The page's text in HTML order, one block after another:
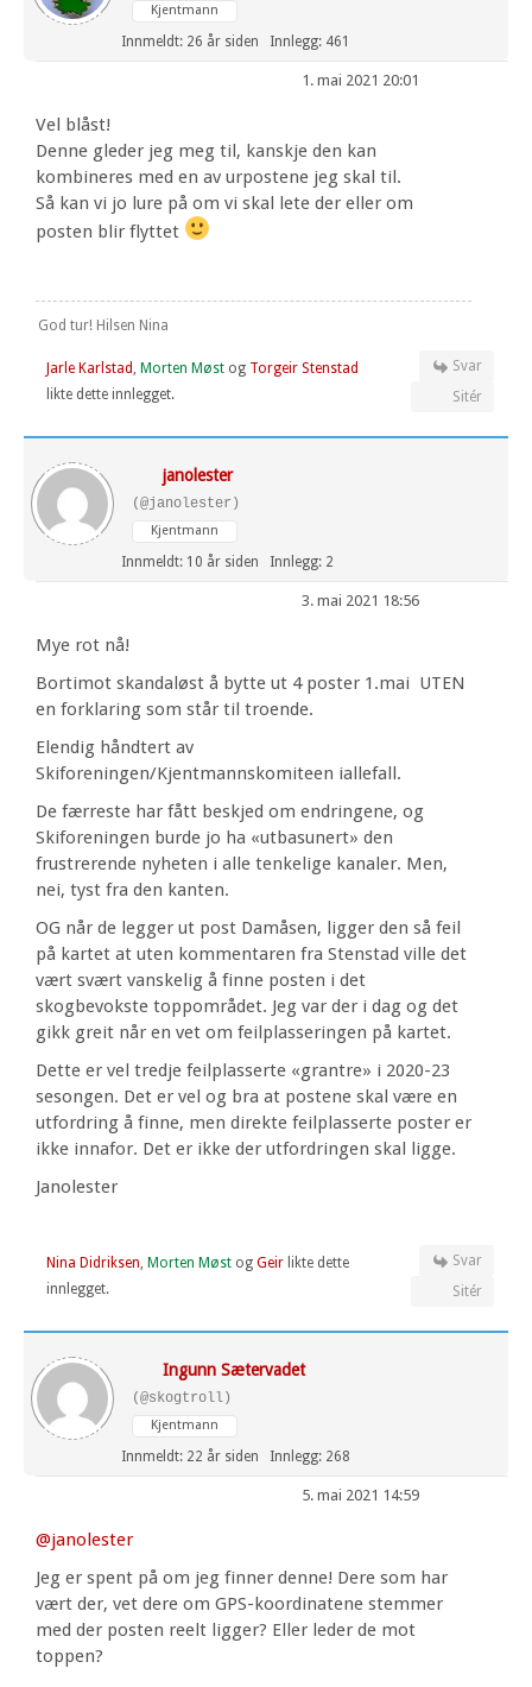
Kjentmann
Innmeldt: 26 år siden Innlegg: 461
1. mai 2021 20:01
Vel blåst!
Denne gleder jeg meg til, kanskje den kan
kombineres med en av urpostene jeg skal til.
Så kan vi jo lure på om vi skal lete der eller om
posten blir flyttet
God tur! Hilsen Nina
Jarle Karlstad Morten Møst og Torgeir Stenstad
likte dette innlegget.
Svar
Sitér
janolester
(@janolester)
Kjentmann
Innmeldt: 10 år siden Innlegg: 2
3. mai 2021 18:56
Mye rot nå!
Bortimot skandaløst å bytte ut 4 poster 1.mai UTEN
en forklaring som står til troende.
Elendig håndtert av
Skiforeningen/Kjentmannskomiteen iallefall.
De færreste har fått beskjed om endringene, og
Skiforeningen burde jo ha «utbasunert» den
frustrerende nyheten i alle tenkelige kanaler. Men,
nei, tyst fra den kanten.
OG når de legger ut post Damåsen, ligger den så feil
på kartet at uten kommentaren fra Stenstad ville det
vært svært vanskelig å finne posten i det
skogbevokste toppområdet. Jeg var der i dag og det
gikk greit når en vet om feilplasseringen på kartet.
Dette er vel tredje feilplasserte «grantre» i 2020-23
sesongen. Det er vel og bra at postene skal være en
utfordring å finne, men direkte feilplasserte poster er
ikke innafor. Det er ikke der utfordringen skal ligge.
Janolester
Nina Didriksen Morten Møst og Geir likte dette
innlegget.
Svar
Sitér
Ingunn Sætervadet
(@skogtroll)
Kjentmann
Innmeldt: 22 år siden Innlegg: 268
5. mai 2021 14:59
@janolester
Jeg er spent på om jeg finner denne! Dere som har
vært der, vet dere om GPS-koordinatene stemmer
med der posten reelt ligger? Eller leder de mot
toppen?